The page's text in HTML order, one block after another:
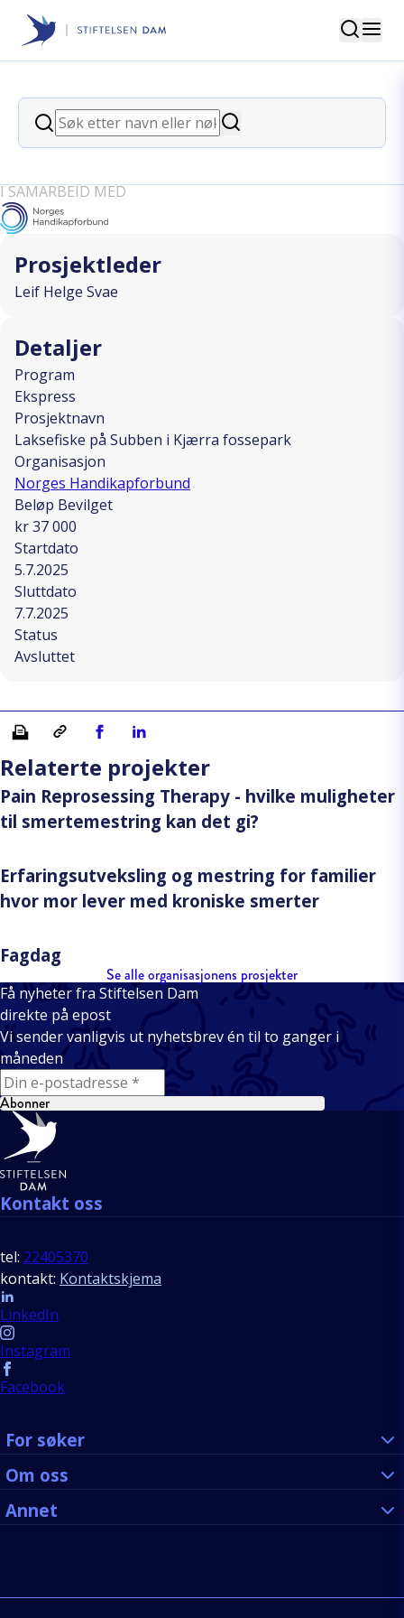
Stiftelsen Dam
Søk
Søk
Søk
back
Laksefiske på Subben i Kjærra
I SAMARBEID MED
Prosjektleder
Leif Helge Svae
Detaljer
Program
Ekspress
Prosjektnavn
Laksefiske på Subben i Kjærra fossepark
Organisasjon
Norges Handikapforbund
Beløp Bevilget
kr 37 000
Startdato
5.7.2025
Sluttdato
7.7.2025
Status
Avsluttet
Skriv ut Kopiera länkDel på Facebook
Del på Linkedin
Relaterte projekter
Pain Reprosessing Therapy - hvilke muligheter
til smertemestring kan det gi?
Erfaringsutveksling og mestring for familier
hvor mor lever med kroniske smerter
Fagdag
Se alle organisasjonens prosjekter
Få nyheter fra Stiftelsen Dam
direkte på epost
Vi sender vanligvis ut nyhetsbrev én til to ganger i
måneden
E-mail
Abonner
Bunntekst
Kontakt oss
tel: 22405370
kontakt: Kontaktskjema
Follow us
LinkedIn
Instagram
Facebook
For søker
Om oss
Annet